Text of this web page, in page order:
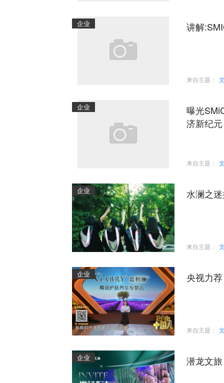
企业 讲解
来自主题：
企业
曝光
济新纪元
来自主题：
企业 水澜之
来自主题：
企业 央视力
来自主题：
企业 潜龙文